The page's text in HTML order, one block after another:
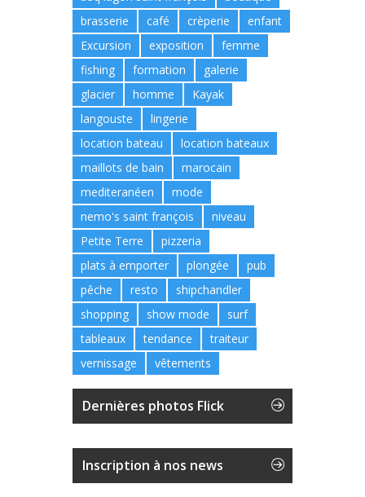
brasserie
café crèperie
enfant
Excursion
exposition
femme
fishing
formation
galerie
glacier
homme
Kayak
langouste
lingerie
location bateau
location bateaux
maillots de bain
marocain
mediteranéen
mode
nemo's saint françois
niveau
Petite Terre
pizzeria
plats à emporter
plongée
pub
pêche
resto
shipchandler
shopping
show mode
surf
tableaux
tendance
traiteur
vernissage
vêtements
Dernières photos Flick
Inscription à nos news